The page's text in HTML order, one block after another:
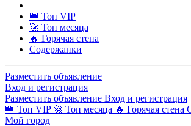
👑 Топ VIP
🚀 Топ месяца
🔥 Горячая стена
Содержанки
Разместить объявление
Вход и регистрация
Разместить объявление Вход и регистрация
👑 Топ VIP 🚀 Топ месяца 🔥 Горячая стена
Мой город